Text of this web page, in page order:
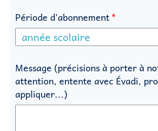
Période d'abonnement
Message (précisions à porter à
attention, entente avec Évadi,
appliquer...)